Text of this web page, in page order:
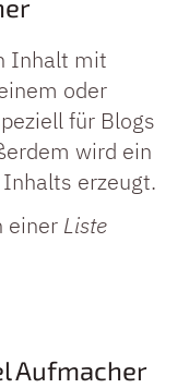
Inhalt mit
oder
für Blogs
wird ein
erzeugt.
einer Liste
Aufmacher